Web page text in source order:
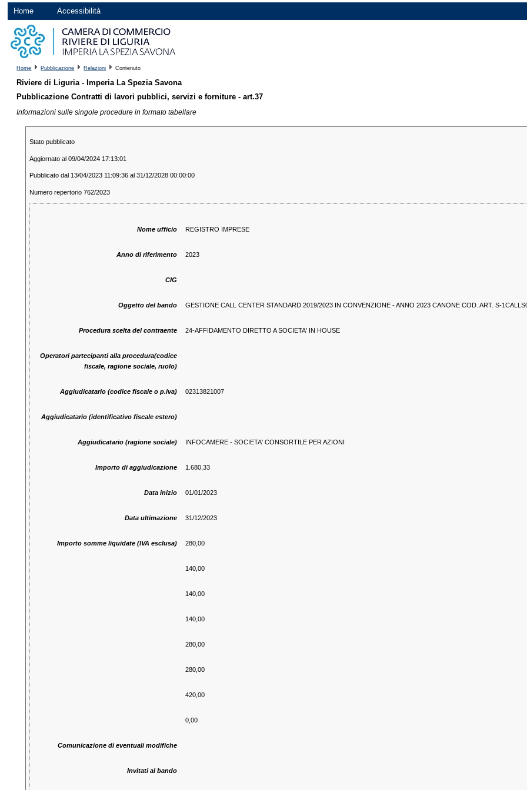
Home Accessibilità
Home Pubblicazione Relazioni Contenuto
Riviere di Liguria - Imperia La Spezia Savona
Pubblicazione Contratti di lavori pubblici, servizi e forniture - art.37
Informazioni sulle singole procedure in formato tabellare
Stato pubblicato
Aggiornato al 09/04/2024 17:13:01
Pubblicato dal 13/04/2023 11:09:36 al 31/12/2028 00:00:00
Numero repertorio 762/2023
Nome ufficio REGISTRO IMPRESE
Anno di riferimento 2023
CIG
Oggetto del bando GESTIONE CALL CENTER STANDARD 2019/2023 IN CONVENZIONE - ANNO 2023 CANONE COD. ART. S-
Procedura scelta del contraente 24-AFFIDAMENTO DIRETTO A SOCIETA' IN HOUSE
Operatori partecipanti alla procedura(codice
fiscale, ragione sociale, ruolo)
Aggiudicatario (codice fiscale o p.iva) 02313821007
Aggiudicatario (identificativo fiscale estero)
Aggiudicatario (ragione sociale) INFOCAMERE - SOCIETA' CONSORTILE PER AZIONI
Importo di aggiudicazione 1.680,33
Data inizio 01/01/2023
Data ultimazione 31/12/2023
Importo somme liquidate (IVA esclusa) 280,00
140,00
140,00
140,00
280,00
280,00
420,00
0,00
Comunicazione di eventuali modifiche
Invitati al bando